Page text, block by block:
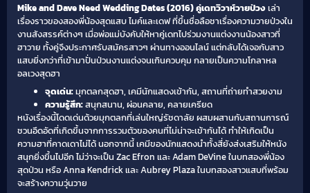
Mike and Dave Need Wedding Dates (2016) คู่เดทวิวาห์วายป่วงเล่า
เรื่องราวของสองพี่น้องสุดแสบ ไมค์และเดฟ ที่ขึ้นชื่อลือชาเรื่องความวายป่วงใน
งานสังสรรค์ต่างๆ เมื่อพ่อแม่บังคับให้หาคู่เดทไปร่วมงานแต่งงานน้องสาวที่
ฮาวาย ทั้งคู่จึงประกาศรับสมัครสาวๆ ผ่านทางออนไลน์ แต่กลับได้เจอกับสาว
แสบยิ่งกว่าที่เข้ามาปั่นป่วนงานแต่งจนเกินควบคุม กลายเป็นความโกลาหล
อลเวงสุดฮา
จุดเด่น:มุกตลกสุดฮา, เคมีนักแสดงเข้ากัน, สถานที่ถ่ายทำสวยงาม
ความรู้สึก:สนุกสนาน, ผ่อนคลาย, คลายเครียด
หนังเรื่องนี้โดดเด่นด้วยมุกตลกที่เล่นใหญ่รัชดาลัย ผสมผสานกับสถานการณ์
ชวนอึดอัดที่เกิดขึ้นจากการรวมตัวของคนที่ไม่น่าจะเข้ากันได้ ทำให้เกิดเป็น
ความฮาที่คาดเดาไม่ได้ นอกจากนี้ เคมีของนักแสดงนำทั้งสี่ยังส่งเสริมให้หนัง
สนุกยิ่งขึ้นไปอีก ไม่ว่าจะเป็น Zac Efron และ Adam DeVine ในบทสองพี่น้อง
สุดป่วน หรือ Anna Kendrick และ Aubrey Plaza ในบทสองสาวแสบที่พร้อม
จะสร้างความวุ่นวาย